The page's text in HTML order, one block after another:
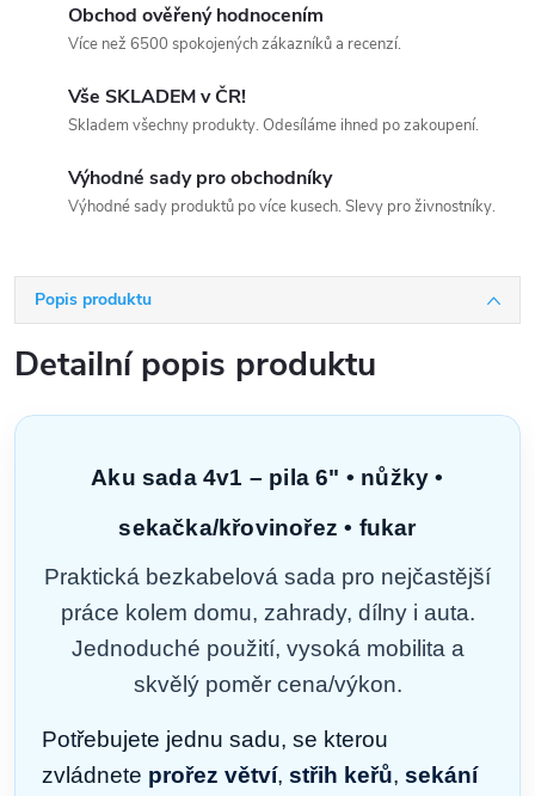
Obchod ověřený hodnocením
Více než 6500 spokojených zákazníků a recenzí.
Vše SKLADEM v ČR!
Skladem všechny produkty. Odesíláme ihned po zakoupení.
Výhodné sady pro obchodníky
Výhodné sady produktů po více kusech. Slevy pro živnostníky.
Popis produktu
Detailní popis produktu
Aku sada 4v1 – pila 6" • nůžky •
sekačka/křovinořez • fukar
Praktická bezkabelová sada pro nejčastější
práce kolem domu, zahrady, dílny i auta.
Jednoduché použití, vysoká mobilita a
skvělý poměr cena/výkon.
Potřebujete jednu sadu, se kterou
zvládnete prořez větví, střih keřů, sekání